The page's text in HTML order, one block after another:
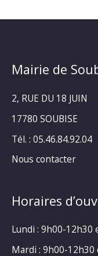
Mairie de
2, RUE DU 18 JUIN
17780 SOUBISE
Tél. : 05.46.84.92.04
Nous contacter
Horaires
Lundi : 9h00-12h30
Mardi : 9h00-